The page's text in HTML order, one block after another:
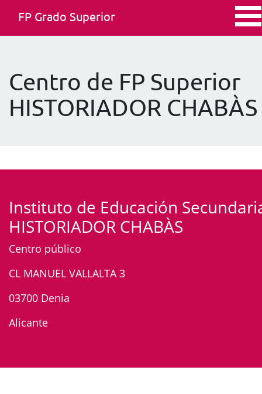
FP Grado Superior
Centro de FP Superior
HISTORIADOR CHABÀS
Instituto de Educación
HISTORIADOR CHABÀS
Centro público
CL MANUEL VALLALTA 3
03700 Denia
Alicante